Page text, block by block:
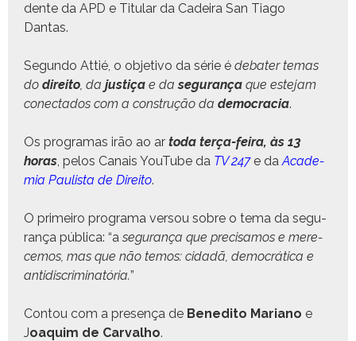
dente da APD e Tit­u­lar da Cadeira San Tia­go
Dantas.
Segun­do Attié, o obje­ti­vo da série é debater temas
do dire­ito, da justiça e dasegu­rança que este­jam
conec­ta­dos com a con­strução da democ­ra­cia.
Os pro­gra­mas irão ao ar toda terça-feira, às 13
horas, pelos Canais YouTube da TV 247e daAcad­e­
mia Paulista de Dire­ito.
O primeiro pro­gra­ma ver­sou sobre o tema da segu­
rança públi­ca: “a segu­rança que pre­cisamos e mere­
ce­mos, mas que não temos: cidadã, democráti­ca e
antidis­crim­i­natória.”
Con­tou com a pre­sença de Bened­i­to Mar­i­ano e
Joaquim de Car­val­ho.